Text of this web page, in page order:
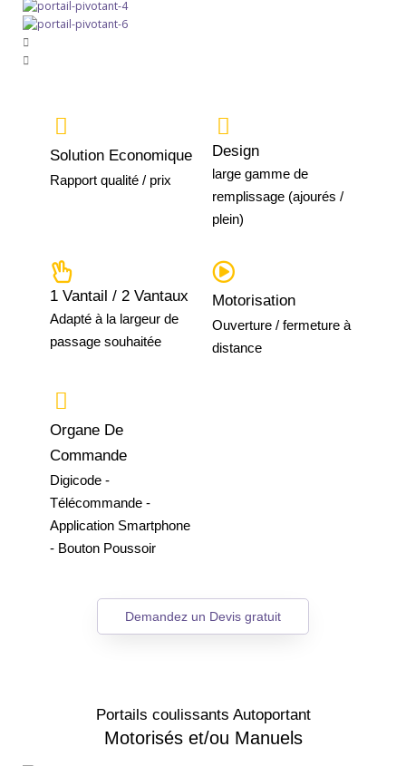
Solution Economique
Rapport qualité / prix
Design
large gamme de
remplissage (ajourés /
plein)
1 Vantail / 2 Vantaux
Adapté à la largeur de
passage souhaitée
Motorisation
Ouverture / fermeture à
distance
Organe De
Commande
Digicode -
Télécommande -
Application Smartphone
- Bouton Poussoir
Demandez un Devis gratuit
Portails coulissants Autoportant
Motorisés et/ou Manuels